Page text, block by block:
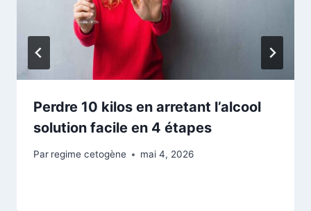
Perdre 10 kilos en arretant l’alcool
solution facile en 4 étapes
Par regime cetogène mai 4, 2026